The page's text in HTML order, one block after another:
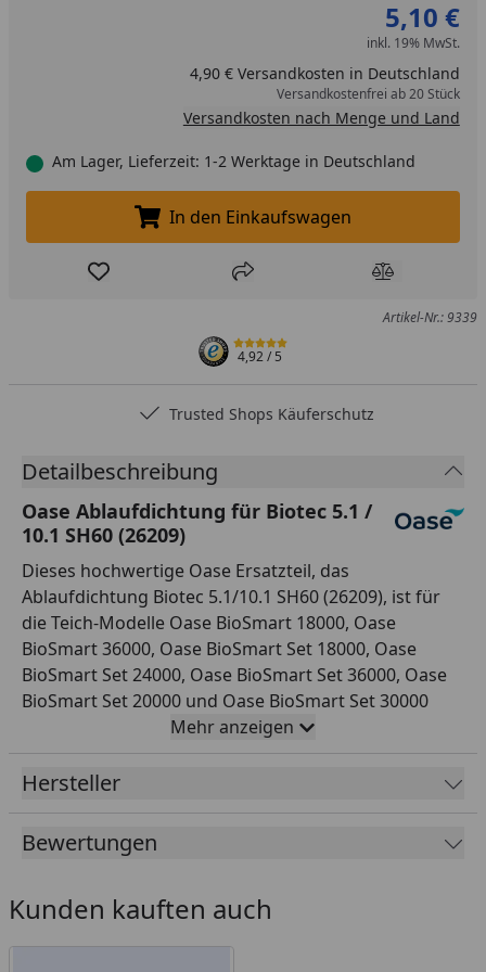
5,10 €
inkl. 19% MwSt.
4,90 € Versandkosten in Deutschland
Versandkostenfrei ab 20 Stück
Versandkosten nach Menge und Land
Am Lager, Lieferzeit: 1-2 Werktage in Deutschland
In den Einkaufswagen legen
In den Einkaufswagen
Produkt zur Wunschliste hinzufügen
Teilen Produkt
Artikel-Nr.: 9339
4,92/ 5
Trusted Shops Käuferschutz
Detailbeschreibung
Oase Ablaufdichtung für Biotec 5.1 /
10.1 SH60 (26209)
Dieses hochwertige Oase Ersatzteil, das
Ablaufdichtung Biotec 5.1/10.1 SH60 (26209), ist für
die Teich-Modelle Oase BioSmart 18000, Oase
BioSmart 36000, Oase BioSmart Set 18000, Oase
BioSmart Set 24000, Oase BioSmart Set 36000, Oase
BioSmart Set 20000 und Oase BioSmart Set 30000
geeignet. Dieses Original-Ersatzteil ist eine
hervorragende Wahl für den Wiederaufbau und die
Wartung Ihres Teiches.
Mehr anzeigen
Hersteller
Bewertungen
Kunden kauften auch